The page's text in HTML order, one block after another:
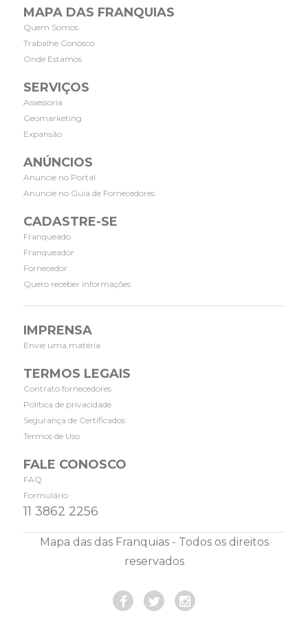
MAPA DAS FRANQUIAS
Quem Somos
Trabalhe Conosco
Onde Estamos
SERVIÇOS
Assessoria
Geomarketing
Expansão
ANÚNCIOS
Anuncie no Portal
Anuncie no Guia de Fornecedores
CADASTRE-SE
Franqueado
Franqueador
Fornecedor
Quero receber informações
IMPRENSA
Envie uma matéria
TERMOS LEGAIS
Contrato fornecedores
Política de privacidade
Segurança de Certificados
Termos de Uso
FALE CONOSCO
FAQ
Formulário
11 3862 2256
Mapa das das Franquias - Todos os direitos
reservados